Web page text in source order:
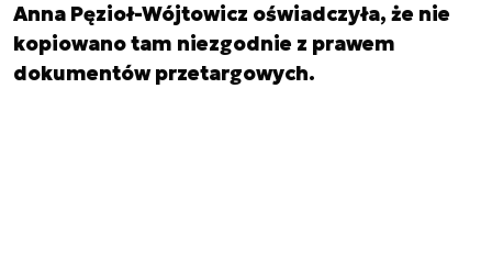
Anna Pęzioł-Wójtowicz oświadczyła, że nie
kopiowano tam niezgodnie z prawem
dokumentów przetargowych.